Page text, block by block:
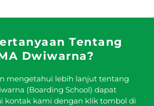
Tentang
Dwiwarna?
mengetahui lebih lanjut tentang
(Boarding School) dapat
kontak kami dengan klik tombol di